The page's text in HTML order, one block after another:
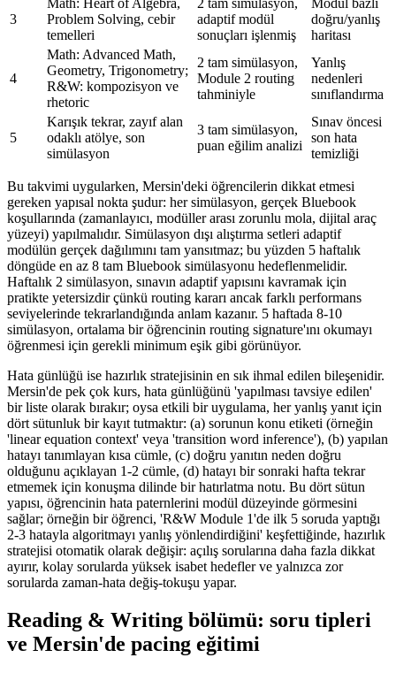
3
Math: Heart of Algebra,
Problem Solving, cebir
temelleri
2 tam simülasyon,
adaptif modül
sonuçları işlenmiş
Modül bazlı
doğru/yanlış
haritası
4
Math: Advanced Math,
Geometry, Trigonometry;
R&W: kompozisyon ve
rhetoric
2 tam simülasyon,
Module 2 routing
tahminiyle
Yanlış
nedenleri
sınıflandırma
5
Karışık tekrar, zayıf alan
odaklı atölye, son
simülasyon
3 tam simülasyon,
puan eğilim analizi
Sınav öncesi
son hata
temizliği
Bu takvimi uygularken, Mersin'deki öğrencilerin dikkat etmesi
gereken yapısal nokta şudur: her simülasyon, gerçek Bluebook
koşullarında (zamanlayıcı, modüller arası zorunlu mola, dijital araç
yüzeyi) yapılmalıdır. Simülasyon dışı alıştırma setleri adaptif
modülün gerçek dağılımını tam yansıtmaz; bu yüzden 5 haftalık
döngüde en az 8 tam Bluebook simülasyonu hedeflenmelidir.
Haftalık 2 simülasyon, sınavın adaptif yapısını kavramak için
pratikte yetersizdir çünkü routing kararı ancak farklı performans
seviyelerinde tekrarlandığında anlam kazanır. 5 haftada 8-10
simülasyon, ortalama bir öğrencinin routing signature'ını okumayı
öğrenmesi için gerekli minimum eşik gibi görünüyor.
Hata günlüğü ise hazırlık stratejisinin en sık ihmal edilen bileşenidir.
Mersin'de pek çok kurs, hata günlüğünü 'yapılması tavsiye edilen'
bir liste olarak bırakır; oysa etkili bir uygulama, her yanlış yanıt için
dört sütunluk bir kayıt tutmaktır: (a) sorunun konu etiketi (örneğin
'linear equation context' veya 'transition word inference'), (b) yapılan
hatayı tanımlayan kısa cümle, (c) doğru yanıtın neden doğru
olduğunu açıklayan 1-2 cümle, (d) hatayı bir sonraki hafta tekrar
etmemek için konuşma dilinde bir hatırlatma notu. Bu dört sütun
yapısı, öğrencinin hata paternlerini modül düzeyinde görmesini
sağlar; örneğin bir öğrenci, 'R&W Module 1'de ilk 5 soruda yaptığı
2-3 hatayla algoritmayı yanlış yönlendirdiğini' keşfettiğinde, hazırlık
stratejisi otomatik olarak değişir: açılış sorularına daha fazla dikkat
ayırır, kolay sorularda yüksek isabet hedefler ve yalnızca zor
sorularda zaman-hata değiş-tokuşu yapar.
Reading & Writing bölümü: soru tipleri
ve Mersin'de pacing eğitimi